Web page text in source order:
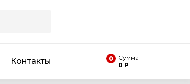
0
Сумма
0 Р
Контакты